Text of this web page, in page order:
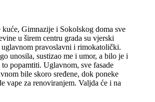
kuće, Gimnazije i Sokolskog doma sve
u širem centru grada su vjerski
pravoslavni i rimokatolički.
unosila, sustizao me i umor, a bilo je i
to popamtiti. Uglavnom, sve fasade
bile skoro sređene, dok poneke
vape za renoviranjem. Valjda će i na